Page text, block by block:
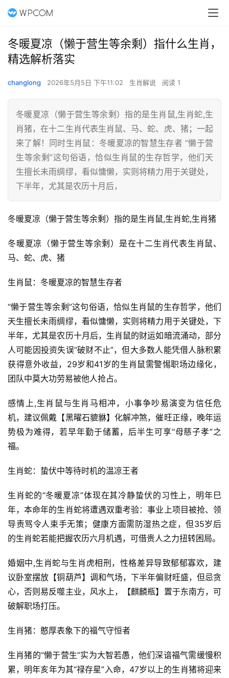
冬暖夏凉（懒于营生等余剩）指什么生肖，
精选解析落实
changlong 2026年5月5日 下午11:02 生肖解说 阅读 1
冬暖夏凉（懒于营生等余剩）指的是生肖鼠,生肖蛇,生
肖猪，在十二生肖代表生肖鼠、马、蛇、虎、猪；一起
来了解！同时生肖鼠：冬暖夏凉的智慧生存者 “懒于营
生等余剩”这句俗语，恰似生肖鼠的生存哲学，他们天
生擅长未雨绸缪，看似慵懒，实则将精力用于关键处，
下半年，尤其是农历十月后，
冬暖夏凉（懒于营生等余剩）指的是生肖鼠,生肖蛇,生肖猪
冬暖夏凉（懒于营生等余剩）是在十二生肖代表生肖鼠、
马、蛇、虎、猪
生肖鼠：冬暖夏凉的智慧生存者
“懒于营生等余剩”这句俗语，恰似生肖鼠的生存哲学，他们
天生擅长未雨绸缪，看似慵懒，实则将精力用于关键处，下
半年，尤其是农历十月后，生肖鼠的财运如暗流涌动，部分
人可能因投资失误“破财不止”，但大多数人能凭借人脉积累
获得意外收益，29岁和41岁的生肖鼠需警惕职场边缘化，
团队中莫大功劳易被他人抢占。
感情上,生肖鼠与生肖马相冲，小事争吵易演变为信任危
机，建议佩戴【黑曜石貔貅】化解冲煞，催旺正缘，晚年运
势极为难得，若早年勤于储蓄，后半生可享“母慈子孝”之
福。
生肖蛇：蛰伏中等待时机的温凉王者
生肖蛇的“冬暖夏凉”体现在其冷静蛰伏的习性上，明年巳
年，本命年的生肖蛇将遭遇双重考验：事业上项目被抢、领
导责骂令人束手无策；健康方面需防湿热之症，但35岁后
的生肖蛇若能把握农历六月机遇，可借贵人之力扭转困局。
婚姻中,生肖蛇与生肖虎相刑，性格差异导致郁郁寡欢，建
议卧室摆放【铜葫芦】调和气场，下半年偏财旺盛，但忌贪
心，否则易反噬主业，风水上，【麒麟瓶】置于东南方，可
破解职场打压。
生肖猪：憨厚表象下的福气守恒者
生肖猪的“懒于营生”实为大智若愚，他们深谙福气需缓慢积
累，明年亥年为其“禄存星”入命，47岁以上的生肖猪将迎来